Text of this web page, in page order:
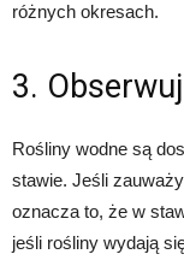
różnych okresach.
3.
Rośliny wodne są
stawie. Jeśli
oznacza to, że w
jeśli rośliny wydają